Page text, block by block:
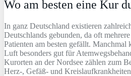
Wo am besten eine Kur
In ganz Deutschland existieren
Deutschlands gebunden, da oft
Patienten am besten gefällt.
Luft besonders gut für
Kurorten an der Nordsee zählen zum
Herz-, Gefäß- und